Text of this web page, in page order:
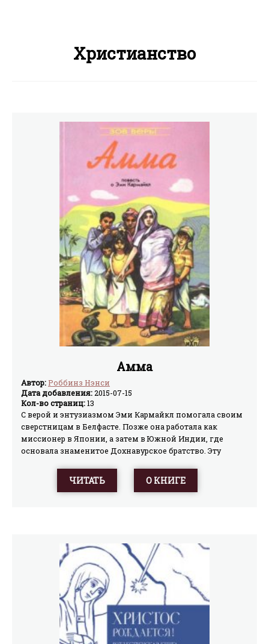
Христианство
Амма
Автор:Роббинз Нэнси
Дата добавления:2015-07-15
Кол-во страниц:13
С верой и энтузиазмом Эми Кармайкл помогала своим
сверстницам в Белфасте. Позже она работала как
миссионер в Японии, а затем в Южной Индии, где
основала знаменитое Дохнавурское братство. Эту
Ненси Роббинз, которая работала в Дохнавуре.
ЧИТАТЬ О КНИГЕ